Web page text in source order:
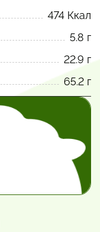
474 Ккал
5.8 г
22.9 г
65.2 г